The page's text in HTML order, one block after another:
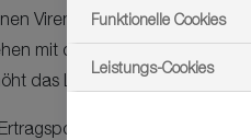
Viren übertragen und
mit den Kulturpflanzen in
das Lagerrisiko der
der
Funktionelle Cookies
Leistungs-Cookies